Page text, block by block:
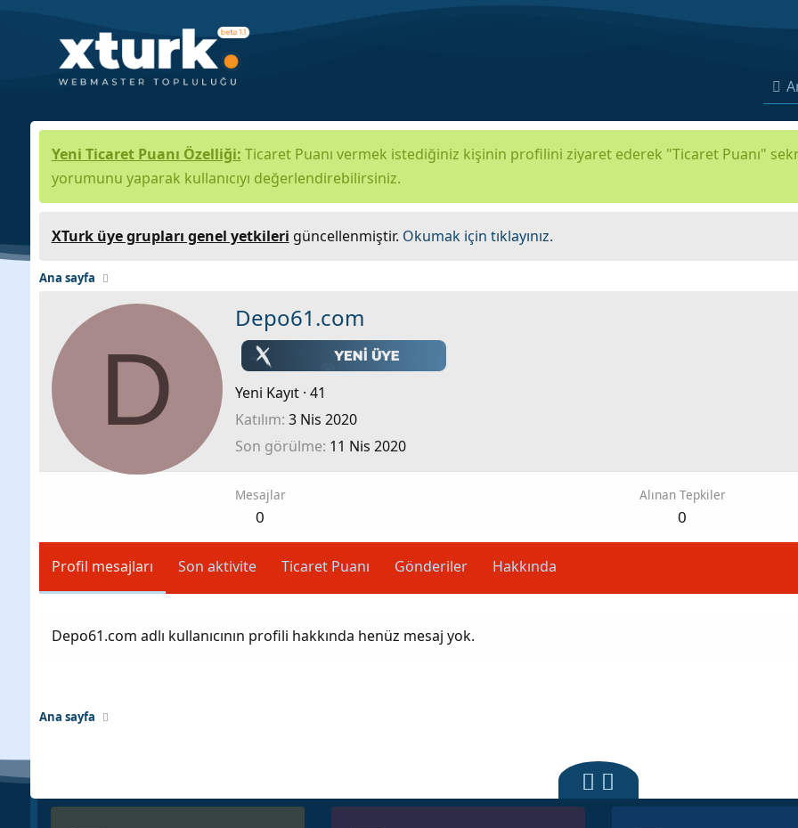
Yeni Ticaret Puanı Özelliği: Ticaret Puanı vermek istediğiniz kişinin profilini ziyaret ederek "Ticaret Puanı"
yorumunu yaparak kullanıcıyı değerlendirebilirsiniz.
XTurk üye grupları genel yetkileri güncellenmiştir. Okumak için tıklayınız.
Ana sayfa
D
Depo61.com
Yeni Kayıt · 41
Katılım 3 Nis 2020
Son görülme 11 Nis 2020
Mesajlar
0
Alınan Tepkiler
0
Profil mesajları Son aktivite Ticaret Puanı Gönderiler Hakkında
Depo61.com adlı kullanıcının profili hakkında henüz mesaj yok.
Ana sayfa